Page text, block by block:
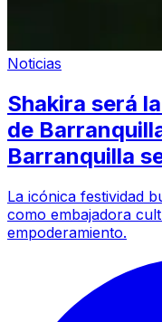
Noticias
Shakira será
de
Barranquilla
La icónica festividad
como embajadora
empoderamiento.